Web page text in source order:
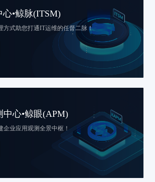
•鲸脉(ITSM)
方式助您打通IT运维的任督二脉！
中心•鲸眼(APM)
企业应用观测全景中枢！